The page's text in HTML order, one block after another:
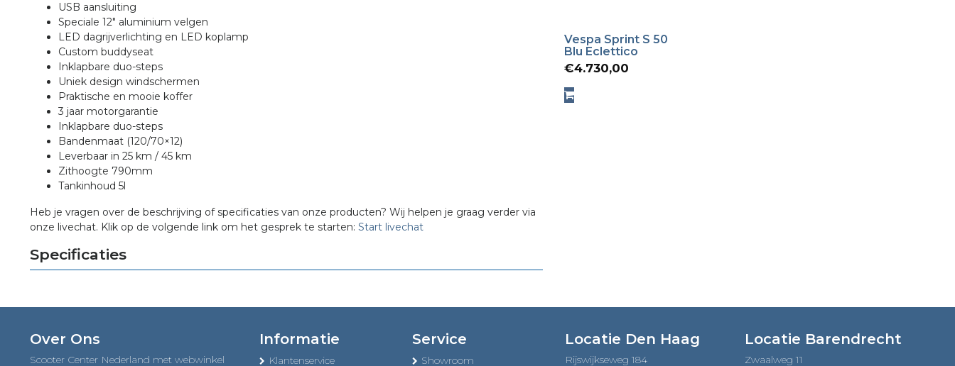
USB aansluiting
Speciale 12″ aluminium velgen
LED dagrijverlichting en LED koplamp
Custom buddyseat
Inklapbare duo-steps
Uniek design windschermen
Praktische en mooie koffer
3 jaar motorgarantie
Inklapbare duo-steps
Bandenmaat (120/70×12)
Leverbaar in 25 km / 45 km
Zithoogte 790mm
Tankinhoud 5l
Heb je vragen over de beschrijving of specificaties van onze producten? Wij helpen je graag verder via
onze livechat. Klik op de volgende link om het gesprek te starten: Start livechat
Specificaties
Vespa Sprint S 50
Blu Eclettico
€4.730,00
Over Ons
Scooter Center Nederland met webwinkel
Informatie
Klantenservice
Service
Showroom
Locatie Den Haag
Rijswijkseweg 184
Locatie Barendrecht
Zwaalweg 11